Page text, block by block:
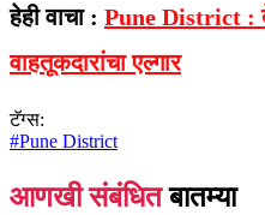
हेही वाचा : Pune District :
वाहतूकदारांचा एल्गार
टॅग्स:
#Pune District
आणखी संबंधित बातम्या